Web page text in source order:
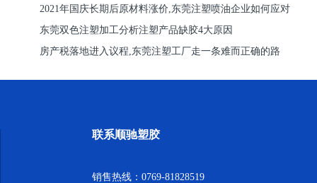
2021年国庆长期后原材料涨价,东莞注塑喷油企业如何应对
东莞双色注塑加工分析注塑产品缺胶4大原因
房产税落地进入议程,东莞注塑工厂走一条难而正确的路
联系顺驰塑胶
销售热线：0769-81828519